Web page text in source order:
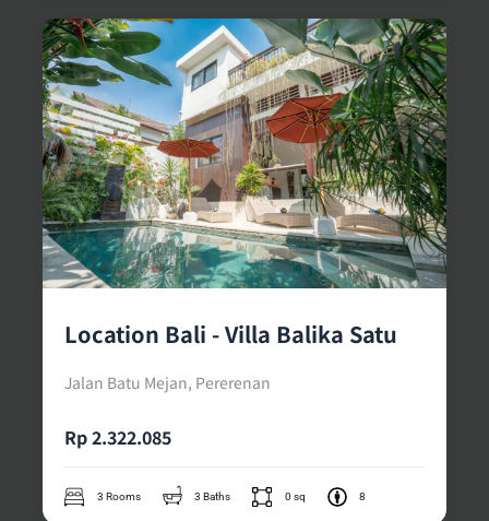
Location Bali - Villa Balika Satu
Jalan Batu Mejan, Pererenan
Rp 2.322.085
3 Rooms 3 Baths 0 sq 8